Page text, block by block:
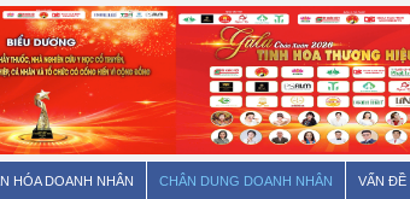
HÓA DOANH NHÂN CHÂN DUNG DOANH NHÂN VẤN ĐỀ